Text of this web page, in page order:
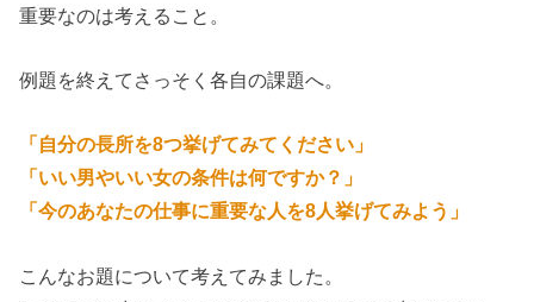
重要なのは考えること。
例題を終えてさっそく各自の課題へ。
「自分の長所を8つ挙げてみてください」
「いい男やいい女の条件は何ですか？」
「今のあなたの仕事に重要な人を8人挙げてみよう」
こんなお題について考えてみました。